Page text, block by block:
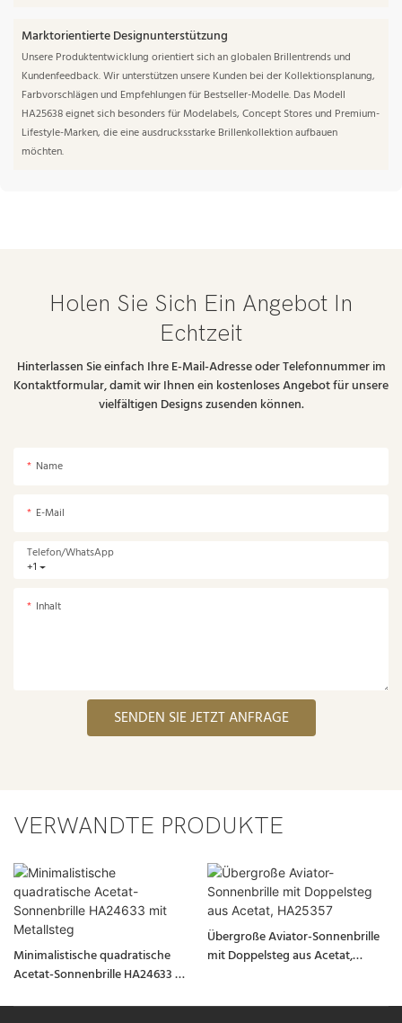
Marktorientierte Designunterstützung
Unsere Produktentwicklung orientiert sich an globalen Brillentrends und
Kundenfeedback. Wir unterstützen unsere Kunden bei der Kollektionsplanung,
Farbvorschlägen und Empfehlungen für Bestseller-Modelle. Das Modell
HA25638 eignet sich besonders für Modelabels, Concept Stores und Premium-
Lifestyle-Marken, die eine ausdrucksstarke Brillenkollektion aufbauen
möchten.
Holen Sie Sich Ein Angebot In
Echtzeit
Hinterlassen Sie einfach Ihre E-Mail-Adresse oder Telefonnummer im
Kontaktformular, damit wir Ihnen ein kostenloses Angebot für unsere
vielfältigen Designs zusenden können.
Name
E-Mail
+1
Telefon/WhatsApp
Inhalt
SENDEN SIE JETZT ANFRAGE
VERWANDTE PRODUKTE
Minimalistische quadratische
Acetat-Sonnenbrille HA24633 mit
Übergroße Aviator-Sonnenbrille
mit Doppelsteg aus Acetat,